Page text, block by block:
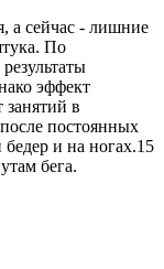
а сейчас - лишние
По
эффект
занятий в
постоянных
бедер и на ногах.15
бега.